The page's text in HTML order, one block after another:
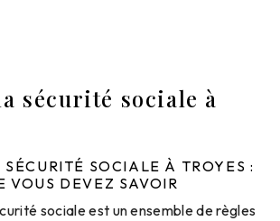
sécurité sociale à
SOCIALE À TROYES :
VOUS DEVEZ SAVOIR
sociale est un ensemble de règles